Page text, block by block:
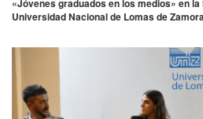
«Jóvenes graduados en los medios» en
Universidad Nacional de Lomas de